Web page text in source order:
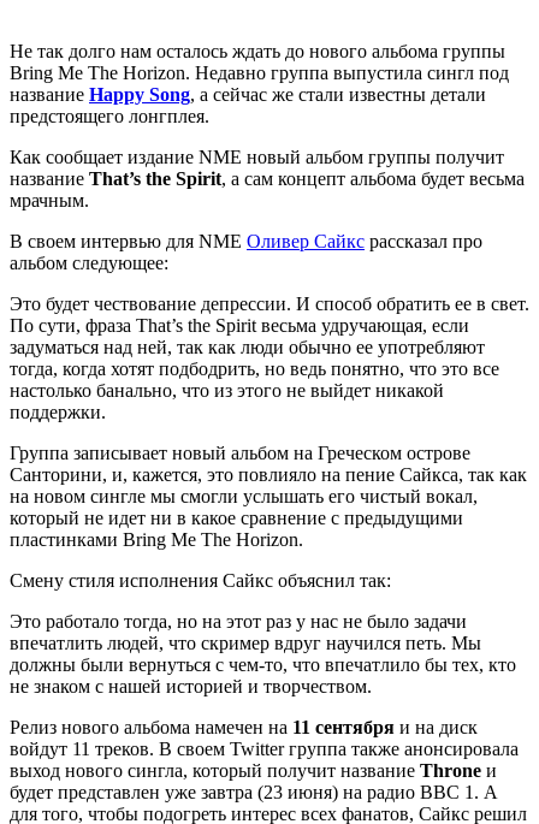
Не так долго нам осталось ждать до нового альбома группы
Bring Me The Horizon. Недавно группа выпустила сингл под
название Happy Song, а сейчас же стали известны детали
предстоящего лонгплея.
Как сообщает издание NME новый альбом группы получит
название That’s the Spirit, а сам концепт альбома будет весьма
мрачным.
В своем интервью для NME Оливер Сайкс рассказал про
альбом следующее:
Это будет чествование депрессии. И способ обратить ее в свет.
По сути, фраза That’s the Spirit весьма удручающая, если
задуматься над ней, так как люди обычно ее употребляют
тогда, когда хотят подбодрить, но ведь понятно, что это все
настолько банально, что из этого не выйдет никакой
поддержки.
Группа записывает новый альбом на Греческом острове
Санторини, и, кажется, это повлияло на пение Сайкса, так как
на новом сингле мы смогли услышать его чистый вокал,
который не идет ни в какое сравнение с предыдущими
пластинками Bring Me The Horizon.
Смену стиля исполнения Сайкс объяснил так:
Это работало тогда, но на этот раз у нас не было задачи
впечатлить людей, что скример вдруг научился петь. Мы
должны были вернуться с чем-то, что впечатлило бы тех, кто
не знаком с нашей историей и творчеством.
Релиз нового альбома намечен на 11 сентября и на диск
войдут 11 треков. В своем Twitter группа также анонсировала
выход нового сингла, который получит название Throne и
будет представлен уже завтра (23 июня) на радио BBC 1. А
для того, чтобы подогреть интерес всех фанатов, Сайкс решил